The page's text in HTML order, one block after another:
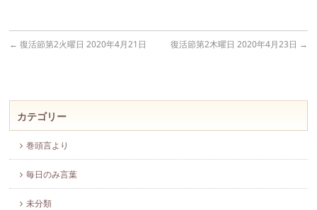
← 復活節第2火曜日 2020年4月21日 復活節第2木曜日 2020年4月23日 →
カテゴリー
巻頭言より
毎日のみ言葉
未分類